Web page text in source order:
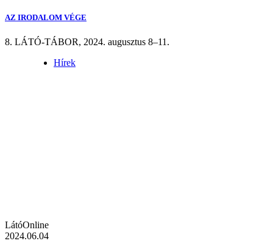
AZ IRODALOM VÉGE
8. LÁTÓ-TÁBOR, 2024. augusztus 8–11.
Hírek
LátóOnline
2024.06.04